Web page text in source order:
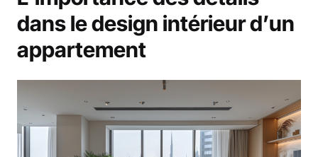
dans le design intérieur d’un
appartement